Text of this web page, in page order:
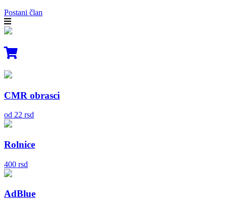
Postani član
CMR obrasci
od 22 rsd
Rolnice
400 rsd
AdBlue